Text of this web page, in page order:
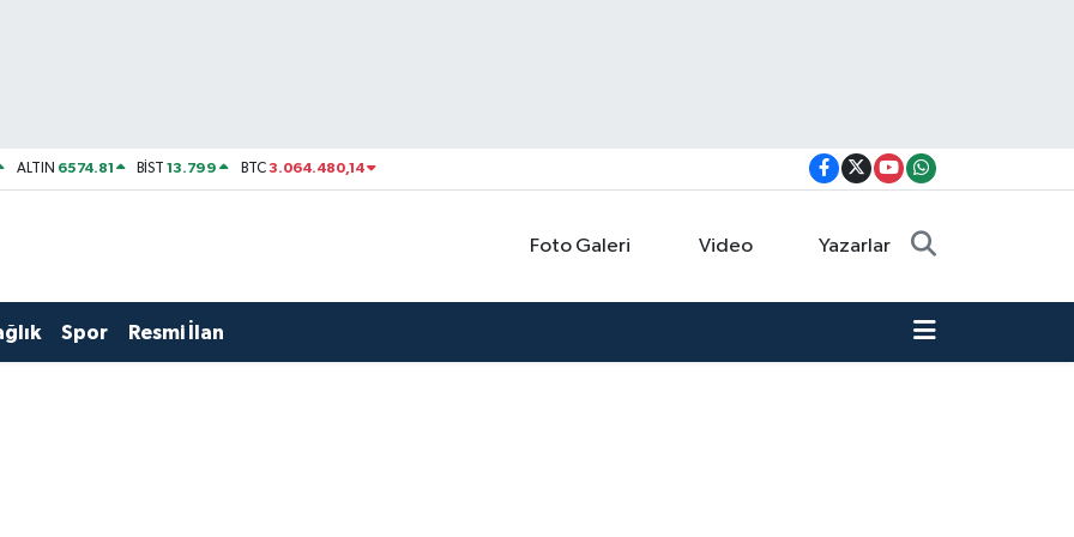
ALTIN 6574.81 BİST13.799 BTC3.064.480,14
Foto Galeri Video Yazarlar
Spor Resmi İlan